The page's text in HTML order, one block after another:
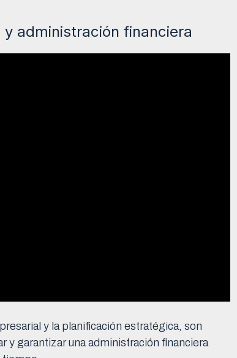
administración financiera
y la planificación estratégica, son
y garantizar una administración financiera